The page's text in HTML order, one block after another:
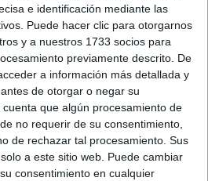
e identificación mediante las
Puede hacer clic para otorgarnos
y a nuestros 1733 socios para
previamente descrito. De
a información más detallada y
de otorgar o negar su
cuenta que algún procesamiento de
no requerir de su consentimiento,
de rechazar tal procesamiento. Sus
a este sitio web. Puede cambiar
consentimiento en cualquier
acumulada a 14 días. Cabe
hasta ayer lunes, las autoridades
55 nuevos positivosdesde el
del informe anterior–, los
han bajado de 11 a diez (la
cero enfermos) y mantiene tres
sociosanitario.